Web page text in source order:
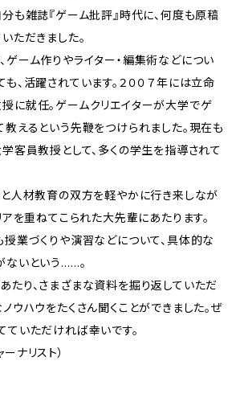
も雑誌『ゲーム批評』時代に、何度も原稿
ただきました。
ーム作りやライター・編集術などについ
、活躍されています。２００７年には立命
に就任。ゲームクリエイターが大学でゲ
教えるという先鞭をつけられました。現在も
客員教授として、多くの学生を指導されて
人材教育の双方を軽やかに行き来しなが
アを重ねてこられた大先輩にあたります。
業づくりや演習などについて、具体的な
ないという……。
り、さまざまな資料を掘り返していただ
ウハウをたくさん聞くことができました。ぜ
ていただければ幸いです。
ナリスト）